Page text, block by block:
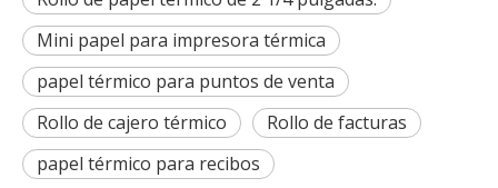
Mini papel para impresora térmica
papel térmico para puntos de venta
Rollo de cajero térmico
Rollo de facturas
papel térmico para recibos